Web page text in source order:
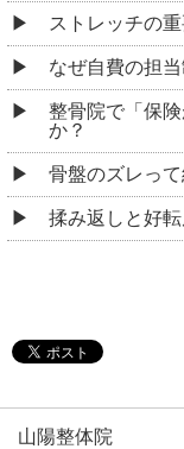
ストレッチの
なぜ自費の担
整骨院で「保
か？
骨盤のズレっ
揉み返しと好
山陽整体院